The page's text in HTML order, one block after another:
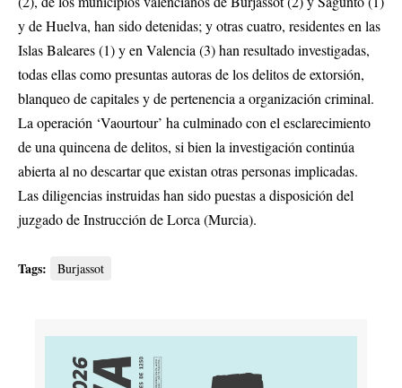
y de Huelva, han sido detenidas; y otras cuatro, residentes en las
Islas Baleares (1) y en Valencia (3) han resultado investigadas,
todas ellas como presuntas autoras de los delitos de extorsión,
blanqueo de capitales y de pertenencia a organización criminal.
La operación ‘Vaourtour’ ha culminado con el esclarecimiento
de una quincena de delitos, si bien la investigación continúa
abierta al no descartar que existan otras personas implicadas.
Las diligencias instruidas han sido puestas a disposición del
juzgado de Instrucción de Lorca (Murcia).
Tags: Burjassot